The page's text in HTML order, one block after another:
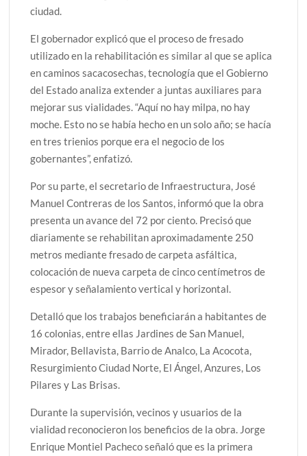
ciudad.
El gobernador explicó que el proceso de fresado
utilizado en la rehabilitación es similar al que se aplica
en caminos sacacosechas, tecnología que el Gobierno
del Estado analiza extender a juntas auxiliares para
mejorar sus vialidades. “Aquí no hay milpa, no hay
moche. Esto no se había hecho en un solo año; se hacía
en tres trienios porque era el negocio de los
gobernantes”, enfatizó.
Por su parte, el secretario de Infraestructura, José
Manuel Contreras de los Santos, informó que la obra
presenta un avance del 72 por ciento. Precisó que
diariamente se rehabilitan aproximadamente 250
metros mediante fresado de carpeta asfáltica,
colocación de nueva carpeta de cinco centímetros de
espesor y señalamiento vertical y horizontal.
Detalló que los trabajos beneficiarán a habitantes de
16 colonias, entre ellas Jardines de San Manuel,
Mirador, Bellavista, Barrio de Analco, La Acocota,
Resurgimiento Ciudad Norte, El Ángel, Anzures, Los
Pilares y Las Brisas.
Durante la supervisión, vecinos y usuarios de la
vialidad reconocieron los beneficios de la obra. Jorge
Enrique Montiel Pacheco señaló que es la primera